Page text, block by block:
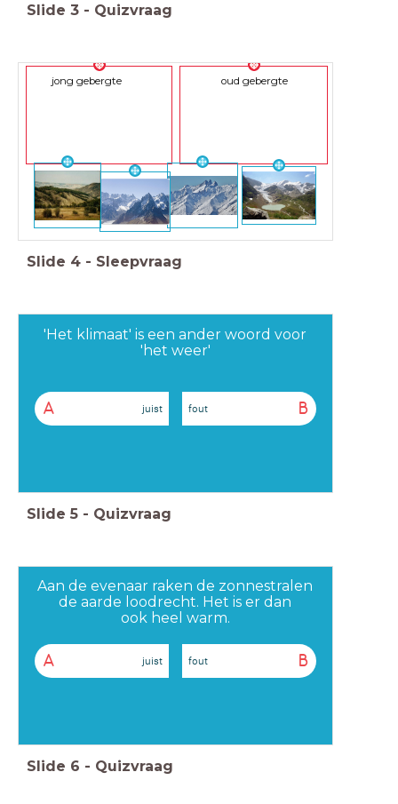
Slide 3 - Quizvraag
jong gebergte oud gebergte
Slide 4 - Sleepvraag
'Het klimaat' is een ander woord voor
'het weer'
A juist B
fout
Slide 5 - Quizvraag
Aan de evenaar raken de zonnestralen
de aarde loodrecht. Het is er dan
ook heel warm.
A juist B
fout
Slide 6 - Quizvraag